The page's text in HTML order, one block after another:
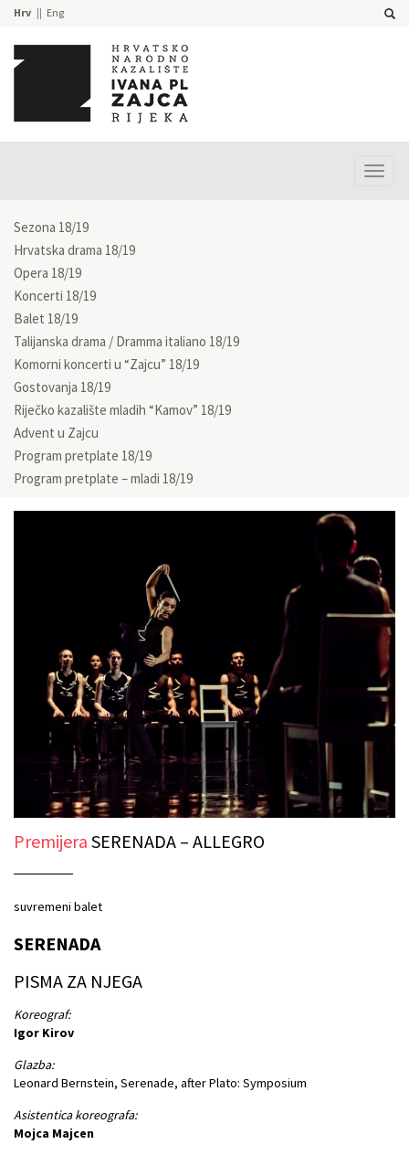
Hrv Eng
Sezona 18/19
Hrvatska drama 18/19
Opera 18/19
Koncerti 18/19
Balet 18/19
Talijanska drama / Dramma italiano 18/19
Komorni koncerti u “Zajcu” 18/19
Gostovanja 18/19
Riječko kazalište mladih “Kamov” 18/19
Advent u Zajcu
Program pretplate 18/19
Program pretplate – mladi 18/19
Premijera SERENADA – ALLEGRO
suvremeni balet
SERENADA
PISMA ZA NJEGA
Koreograf:
Igor Kirov
Glazba:
Leonard Bernstein, Serenade, after Plato: Symposium
Asistentica koreografa:
Mojca Majcen